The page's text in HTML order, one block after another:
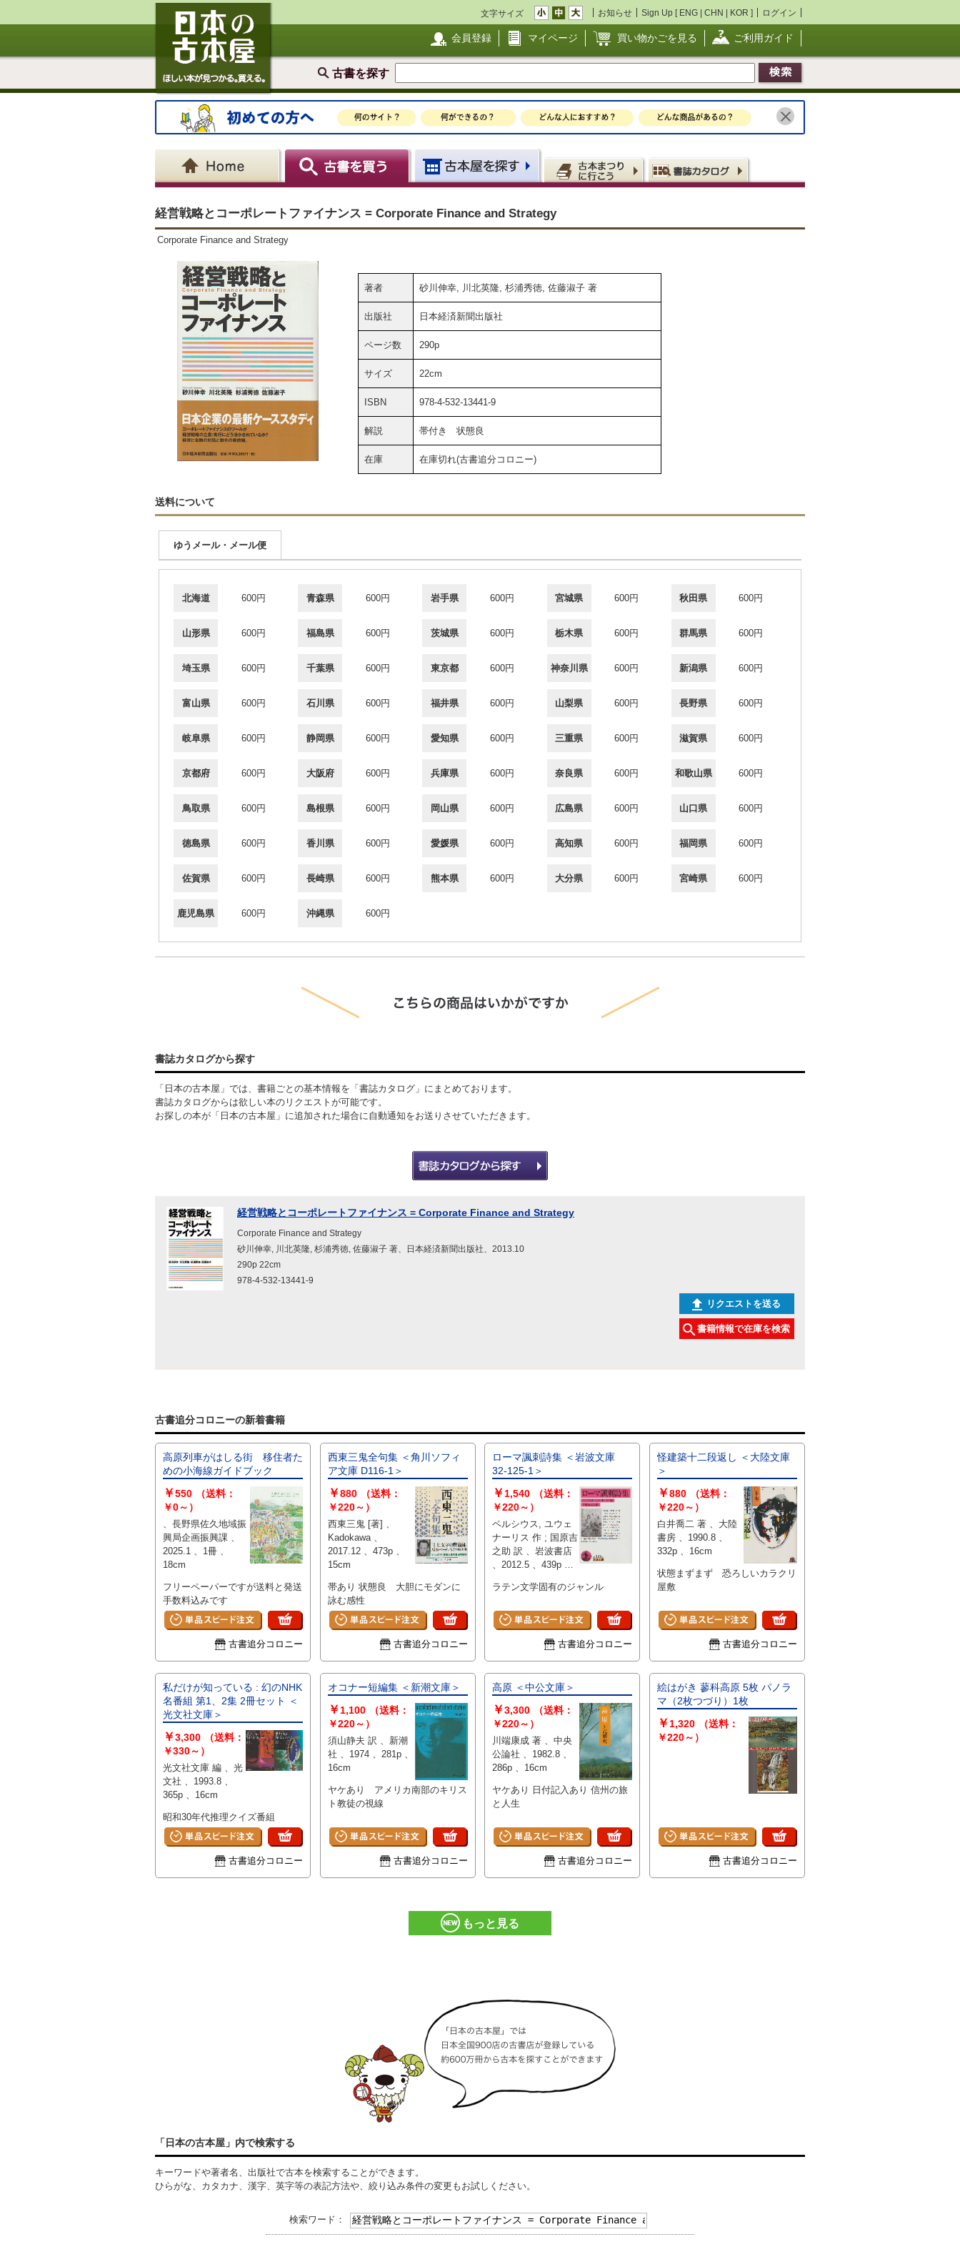
文字サイズ お知らせ Sign Up [ ENG | CHN | KOR ] ログイン
会員登録 マイページ 買い物かごを見る ご利用ガイド
古書を探す
経営戦略とコーポレートファイナンス = Corporate Finance and Strategy
Corporate Finance and Strategy
著者 砂川伸幸, 川北英隆, 杉浦秀徳, 佐藤淑子 著
出版社 日本経済新聞出版社
ページ数 290p
サイズ 22cm
ISBN 978-4-532-13441-9
解説 帯付き 状態良
在庫 在庫切れ(古書追分コロニー)
送料について
ゆうメール・メール便
北海道 600円 青森県 600円 岩手県 600円 宮城県 600円 秋田県 600円
山形県 600円 福島県 600円 茨城県 600円 栃木県 600円 群馬県 600円
埼玉県 600円 千葉県 600円 東京都 600円 神奈川県 600円 新潟県 600円
富山県 600円 石川県 600円 福井県 600円 山梨県 600円 長野県 600円
岐阜県 600円 静岡県 600円 愛知県 600円 三重県 600円 滋賀県 600円
京都府 600円 大阪府 600円 兵庫県 600円 奈良県 600円 和歌山県 600円
鳥取県 600円 島根県 600円 岡山県 600円 広島県 600円 山口県 600円
徳島県 600円 香川県 600円 愛媛県 600円 高知県 600円 福岡県 600円
佐賀県 600円 長崎県 600円 熊本県 600円 大分県 600円 宮崎県 600円
鹿児島県 600円 沖縄県 600円
書誌カタログから探す
「日本の古本屋」では、書籍ごとの基本情報を「書誌カタログ」にまとめております。
書誌カタログからは欲しい本のリクエストが可能です。
お探しの本が「日本の古本屋」に追加された場合に自動通知をお送りさせていただきます。
経営戦略とコーポレートファイナンス = Corporate Finance and Strategy
Corporate Finance and Strategy
砂川伸幸, 川北英隆, 杉浦秀徳, 佐藤淑子 著、日本経済新聞出版社、2013.10
290p 22cm
978-4-532-13441-9
リクエストを送る
書籍情報で在庫を検索
古書追分コロニーの新着書籍
高原列車がはしる街 移住者た
めの小海線ガイドブック
￥550
（送料：
￥0～）
、長野県佐久地域振
興局企画振興課 、
2025.1 、1冊 、
18cm
フリーペーパーですが送料と発送
手数料込みです
古書追分コロニー
西東三鬼全句集 ＜角川ソフィ
ア文庫 D116-1＞
￥880
（送料：
￥220～）
西東三鬼 [著] 、
Kadokawa 、
2017.12 、473p 、
15cm
帯あり 状態良 大胆にモダンに
詠む感性
古書追分コロニー
ローマ諷刺詩集 ＜岩波文庫
32-125-1＞
￥ 1,540
（送料：
￥220～）
ペルシウス, ユウェ
ナーリス 作 ; 国原吉
之助 訳 、岩波書店
、2012.5 、439p 、
ラテン文学固有のジャンル
古書追分コロニー
怪建築十二段返し ＜大陸文庫
＞
￥880
（送料：
￥220～）
白井喬二 著 、大陸
書房 、1990.8 、
332p 、16cm
状態まずまず 恐ろしいカラクリ
屋敷
古書追分コロニー
私だけが知っている : 幻のNHK
名番組 第1、2集 2冊セット ＜
光文社文庫＞
￥3,300
（送料：
￥330～）
光文社文庫 編 、光
文社 、1993.8 、
365p 、16cm
昭和30年代推理クイズ番組
古書追分コロニー
オコナー短編集 ＜新潮文庫＞
￥ 1,100
（送料：
￥220～）
須山静夫 訳 、新潮
社 、1974 、281p 、
16cm
ヤケあり アメリカ南部のキリス
ト教徒の視線
古書追分コロニー
高原 ＜中公文庫＞
￥3,300
（送料：
￥220～）
川端康成 著 、中央
公論社 、1982.8 、
286p 、16cm
ヤケあり 日付記入あり 信州の旅
と人生
古書追分コロニー
絵はがき 蓼科高原 5枚 パノラ
マ（2枚つづり）1枚
￥ 1,320
（送料：
￥220～）
古書追分コロニー
もっと見る
「日本の古本屋」内で検索する
キーワードや著者名、出版社で古本を検索することができます。
ひらがな、カタカナ、漢字、英字等の表記方法や、絞り込み条件の変更もお試しください。
検索ワード：